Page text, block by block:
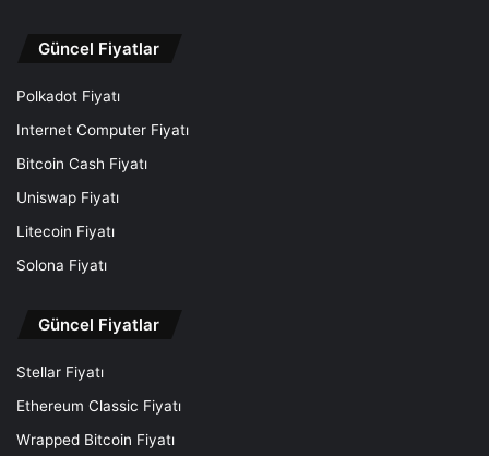
Güncel Fiyatlar
Polkadot Fiyatı
Internet Computer Fiyatı
Bitcoin Cash Fiyatı
Uniswap Fiyatı
Litecoin Fiyatı
Solona Fiyatı
Güncel Fiyatlar
Stellar Fiyatı
Ethereum Classic Fiyatı
Wrapped Bitcoin Fiyatı